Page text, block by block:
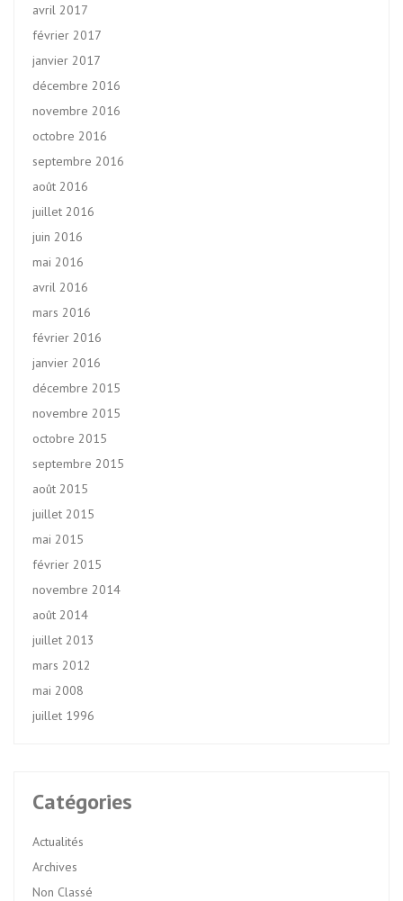
avril 2017
février 2017
janvier 2017
décembre 2016
novembre 2016
octobre 2016
septembre 2016
août 2016
juillet 2016
juin 2016
mai 2016
avril 2016
mars 2016
février 2016
janvier 2016
décembre 2015
novembre 2015
octobre 2015
septembre 2015
août 2015
juillet 2015
mai 2015
février 2015
novembre 2014
août 2014
juillet 2013
mars 2012
mai 2008
juillet 1996
Catégories
Actualités
Archives
Non Classé